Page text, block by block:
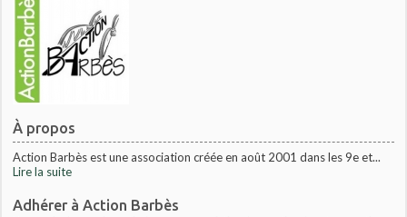
À propos
Action Barbès est une association créée en août 2001 dans les 9e et...
Lire la suite
Adhérer à Action Barbès